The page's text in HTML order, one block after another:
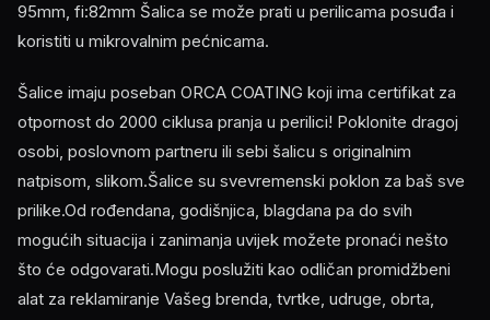
95mm, fi:82mm Šalica se može prati u perilicama posuđa i
koristiti u mikrovalnim pećnicama.
Šalice imaju poseban ORCA COATING koji ima certifikat za
otpornost do 2000 ciklusa pranja u perilici! Poklonite dragoj
osobi, poslovnom partneru ili sebi šalicu s originalnim
natpisom, slikom.Šalice su svevremenski poklon za baš sve
prilike.Od rođendana, godišnjica, blagdana pa do svih
mogućih situacija i zanimanja uvijek možete pronaći nešto
što će odgovarati.Mogu poslužiti kao odličan promidžbeni
alat za reklamiranje Vašeg brenda, tvrtke, udruge, obrta,